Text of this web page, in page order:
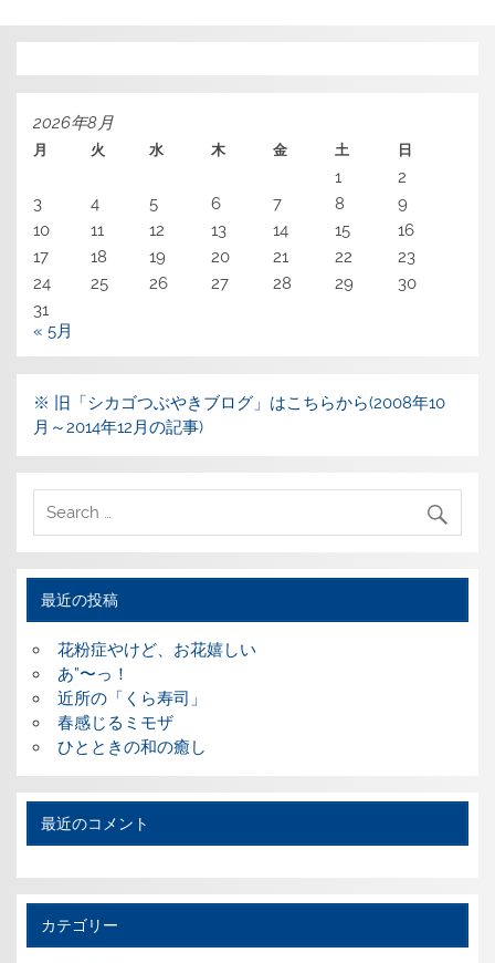
2026年8月
月 火 水 木 金 土 日
1
2
3
4 5 6 7 8
9
10
11 12 13 14 15
16
17
18 19 20 21 22
23
24
25 26 27 28 29
30
31
« 5月
※ 旧「シカゴつぶやきブログ」はこちらから(2008年10
月～2014年12月の記事)
最近の投稿
花粉症やけど、お花嬉しい
あ”〜っ！
近所の「くら寿司」
春感じるミモザ
ひとときの和の癒し
最近のコメント
カテゴリー